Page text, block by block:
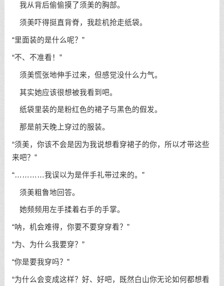
我从背后偷偷摸了须美的胸部。
须美吓得挺直背脊，我趁机抢走纸袋。
“里面装的是什么呢？”
“不、不准看！”
须美慌张地伸手过来，但感觉没什么力气。
其实她应该很想被我看到吧。
纸袋里装的是粉红色的裙子与黑色的假发。
那是前天晚上穿过的服装。
“须美，你该不会是因为我说想看穿裙子的你，所以才带这些
来吧？”
“…………我误以为是伴手礼带过来的。”
须美粗鲁地回答。
她频频用左手揉着右手的手掌。
“呐，机会难得，你要不要穿穿看？”
“为、为什么我要穿？”
“你是要我穿吗？”
“为什么会变成这样？好、好吧，既然白山你无论如何都想看